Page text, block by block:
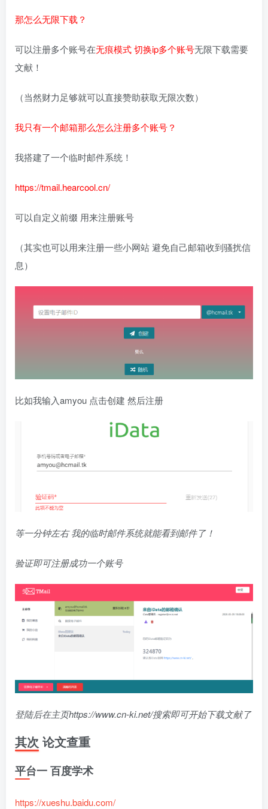
那怎么无限下载？
可以注册多个账号在无痕模式 切换ip多个账号无限下载需要
文献！
（当然财力足够就可以直接赞助获取无限次数）
我只有一个邮箱那么怎么注册多个账号？
我搭建了一个临时邮件系统！
https://tmail.hearcool.cn/
可以自定义前缀 用来注册账号
（其实也可以用来注册一些小网站 避免自己邮箱收到骚扰信
息）
比如我输入amyou 点击创建 然后注册
等一分钟左右 我的临时邮件系统就能看到邮件了！
验证即可注册成功一个账号
登陆后在主页https://www.cn-ki.net/搜索即可开始下载文献了
其次 论文查重
平台一 百度学术
https://xueshu.baidu.com/